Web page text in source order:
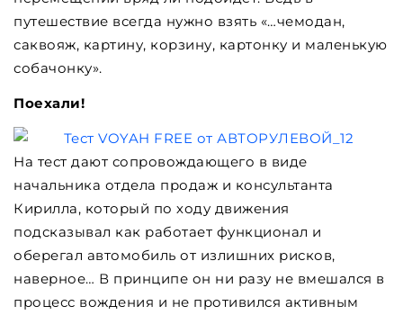
путешествие всегда нужно взять «…чемодан,
саквояж, картину, корзину, картонку и маленькую
собачонку».
Поехали!
На тест дают сопровождающего в виде
начальника отдела продаж и консультанта
Кирилла, который по ходу движения
подсказывал как работает функционал и
оберегал автомобиль от излишних рисков,
наверное… В принципе он ни разу не вмешался в
процесс вождения и не противился активным